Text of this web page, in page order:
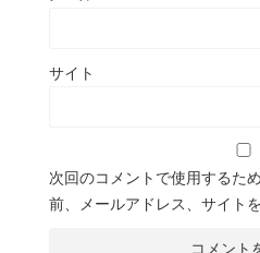
サイト
次回のコメントで使用するた
前、メールアドレス、サイト